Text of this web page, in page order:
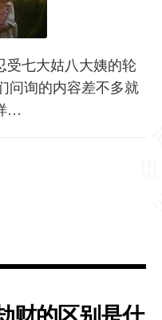
受七大姑八大姨的轮
问询的内容差不多就
…